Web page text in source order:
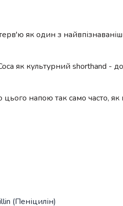
як один з
як культурний shorthand -
цього напою так само часто, як
(Пеніцилін)